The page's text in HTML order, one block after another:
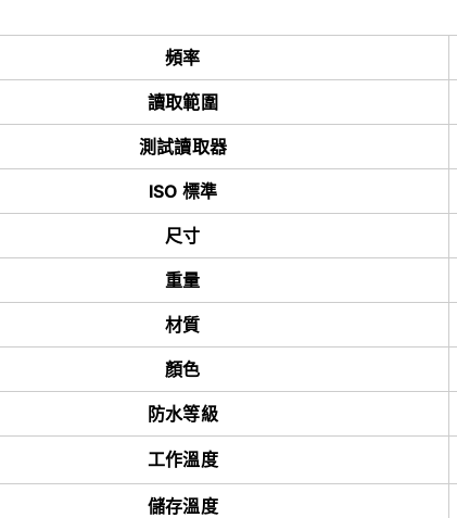
頻率
讀取範圍
測試讀取器
ISO 標準
尺寸
重量
材質
顏色
防水等級
工作溫度
儲存溫度